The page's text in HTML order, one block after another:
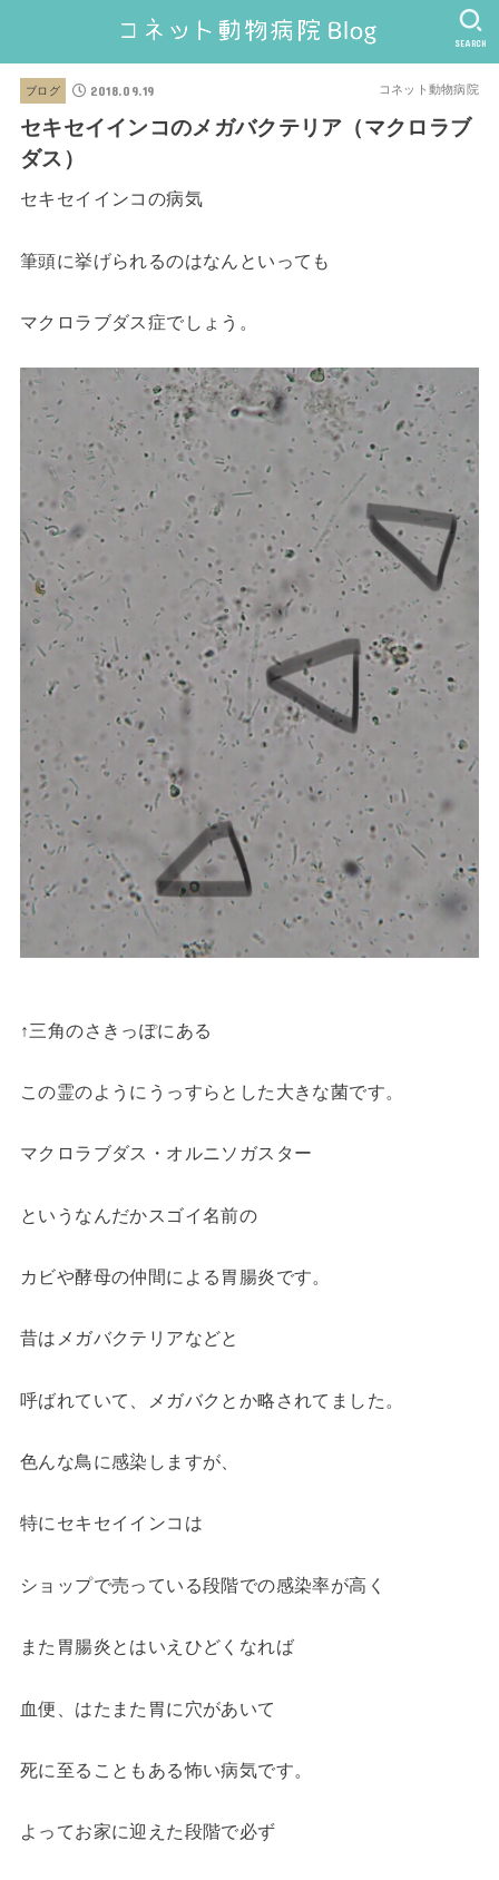
SEARCH
ブログ 2018.09.19 コネット動物病院
セキセイインコのメガバクテリア（マクロラブ
ダス）
セキセイインコの病気
筆頭に挙げられるのはなんといっても
マクロラブダス症でしょう。
↑三角のさきっぽにある
この霊のようにうっすらとした大きな菌です。
マクロラブダス・オルニソガスター
というなんだかスゴイ名前の
カビや酵母の仲間による胃腸炎です。
昔はメガバクテリアなどと
呼ばれていて、メガバクとか略されてました。
色んな鳥に感染しますが、
特にセキセイインコは
ショップで売っている段階での感染率が高く
また胃腸炎とはいえひどくなれば
血便、はたまた胃に穴があいて
死に至ることもある怖い病気です。
よってお家に迎えた段階で必ず